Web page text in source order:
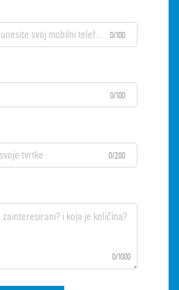
0/100
0/100
0/200
0/1000